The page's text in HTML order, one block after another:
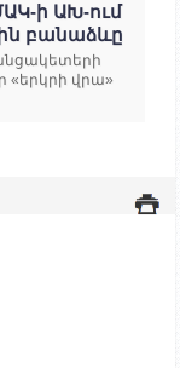
ի ԱԽ-ում
բանաձևը
անցակետերի
«երկրի վրա»